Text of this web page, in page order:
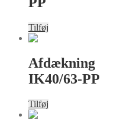
Tilføj
Afdækning
IK40/63-PP
Tilføj